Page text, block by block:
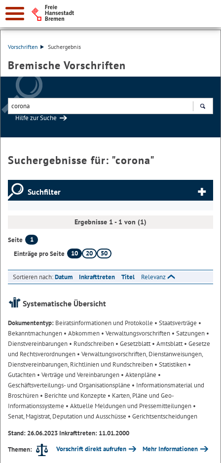
Vorschriften Suchergebnis
Bremische Vorschriften
Hilfe zur Suche
Suchergebnisse für: "corona"
Suchfilter
Ergebnisse 1 - 1 von (1)
Seite
1
Einträge pro Seite
10 20 50
Sortieren nach:Datum Inkrafttreten Titel Relevanz
Systematische Übersicht
Dokumententyp: Beiratsinformationen und Protokolle • Staatsverträge •
Bekanntmachungen • Abkommen • Verwaltungsvorschriften • Satzungen •
Dienstvereinbarungen • Rundschreiben • Gesetzblatt• Amtsblatt• Gesetze
und Rechtsverordnungen • Verwaltungsvorschriften, Dienstanweisungen,
Dienstvereinbarungen, Richtlinien und Rundschreiben • Statistiken •
Gutachten • Verträge und Vereinbarungen • Aktenpläne •
Geschäftsverteilungs- und Organisationspläne • Informationsmaterial und
Broschüren • Berichte und Konzepte • Karten, Pläne und Geo-
Informationssysteme • Aktuelle Meldungen und Pressemitteilungen •
Senat, Magistrat, Deputation und Ausschüsse • Gerichtsentscheidungen
Stand: 26.06.2023 Inkrafttreten: 11.01.2000
Themen:
Vorschrift direkt aufrufen Mehr Informationen